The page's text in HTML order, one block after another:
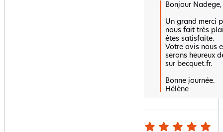
Bonjour Nadege,
Un grand merci
nous fait très
êtes satisfaite.
Votre avis nous
serons heureux
sur becquet.fr.
Bonne journée.
Hélène